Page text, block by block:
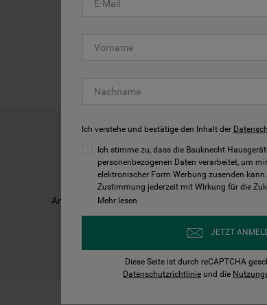
Bedienungsanleitungen
Anleitungen finden und herunterladen
Ich verstehe und bestätige den Inhalt der
Ich stimme zu, dass die Bauknecht
personenbezogenen Daten verarbeitet, um
elektronischer Form Werbung zusenden
Zustimmung jederzeit mit Wirkung für die
Mehr lesen
JETZT
Diese Seite ist durch reCAPTCHA
Datenschutzrichtlinie und die